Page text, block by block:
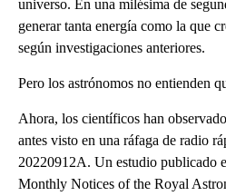
universo. En una milésima de
generar tanta energía como la que
según investigaciones anteriores.
Pero los astrónomos no entienden
Ahora, los científicos han
antes visto en una ráfaga de radio
20220912A. Un estudio publicado
Monthly Notices of the Royal